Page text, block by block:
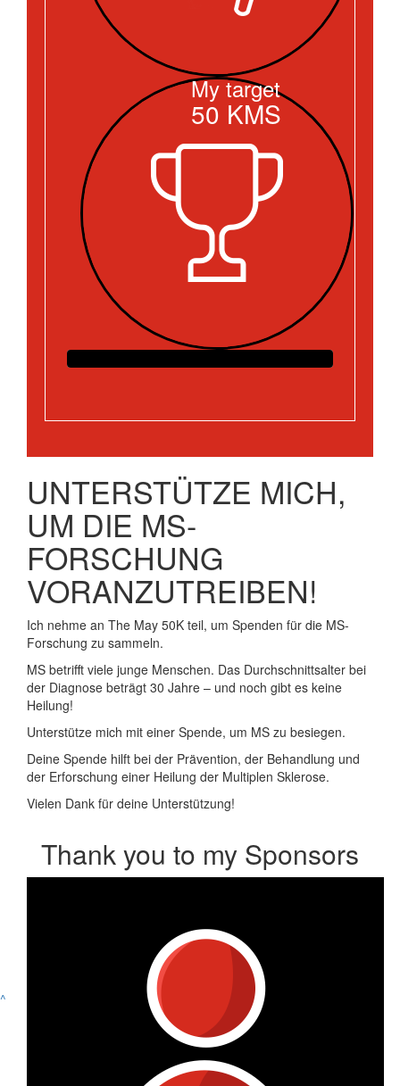
My target
50 KMS
UNTERSTÜTZE MICH,
UM DIE MS-
FORSCHUNG
VORANZUTREIBEN!
Ich nehme an The May 50K teil, um Spenden für die MS-
Forschung zu sammeln.
MS betrifft viele junge Menschen. Das Durchschnittsalter bei
der Diagnose beträgt 30 Jahre – und noch gibt es keine
Heilung!
Unterstütze mich mit einer Spende, um MS zu besiegen.
Deine Spende hilft bei der Prävention, der Behandlung und
der Erforschung einer Heilung der Multiplen Sklerose.
Vielen Dank für deine Unterstützung!
Thank you to my Sponsors
^